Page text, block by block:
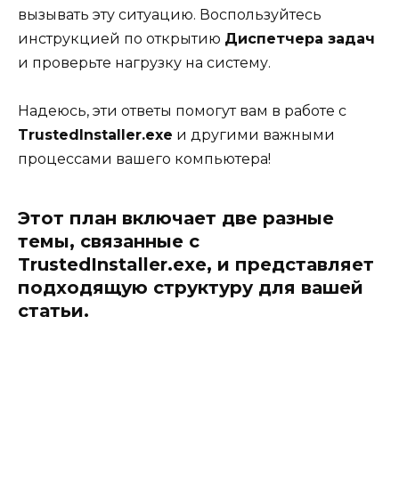
вызывать эту ситуацию. Воспользуйтесь
инструкцией по открытию Диспетчера задач
и проверьте нагрузку на систему.
Надеюсь, эти ответы помогут вам в работе с
TrustedInstaller.exe и другими важными
процессами вашего компьютера!
Этот план включает две разные
темы, связанные с
TrustedInstaller.exe, и представляет
подходящую структуру для вашей
статьи.